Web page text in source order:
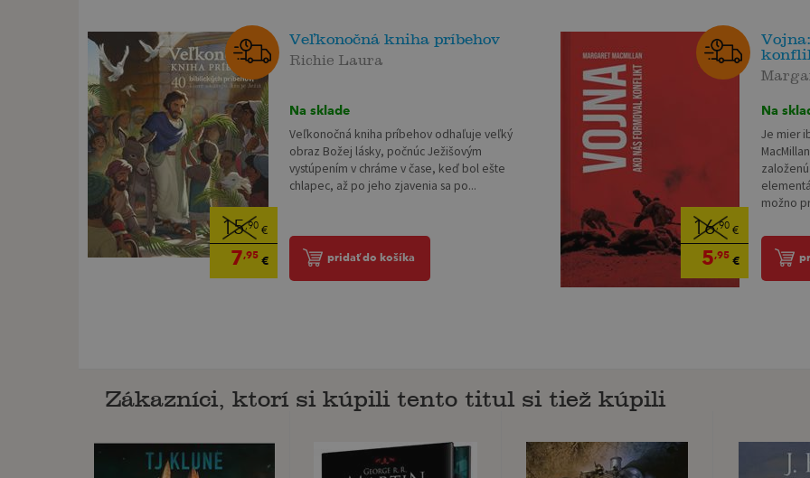
15,90€
7,95€
Veľkonočná kniha príbehov
Richie Laura
Na sklade
Veľkonočná kniha príbehov odhaľuje veľký
obraz Božej lásky, počnúc Ježišovým
vystúpením v chráme v čase, keď bol ešte
chlapec, až po jeho zjavenia sa po...
pridať do košíka
16,90€
5,95€
Na
Je mier
možno
Zákazníci, ktorí si kúpili tento titul si tiež kúpili